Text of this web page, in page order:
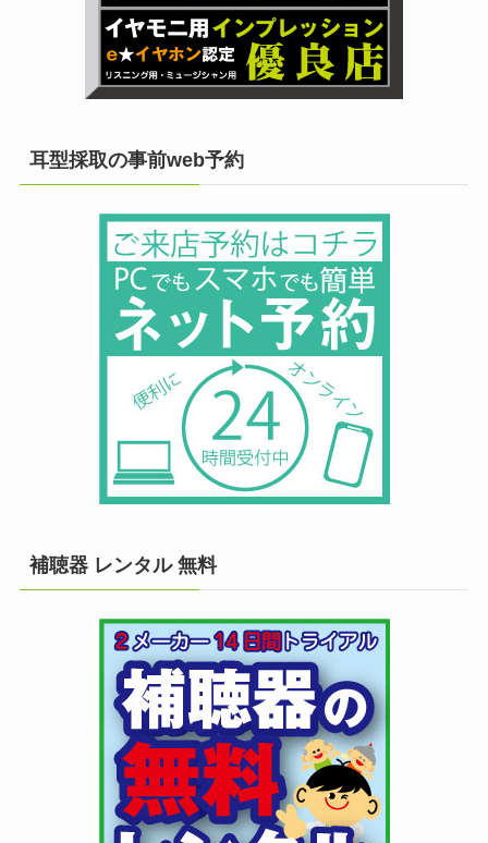
耳型採取の事前web予約
補聴器 レンタル 無料